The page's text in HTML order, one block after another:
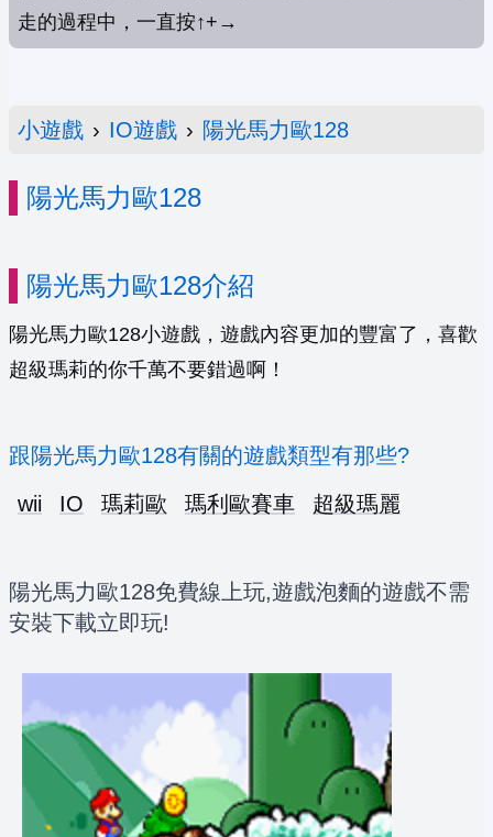
走的過程中，一直按↑+→
小遊戲 › IO遊戲 › 陽光馬力歐128
陽光馬力歐128
陽光馬力歐128介紹
陽光馬力歐128小遊戲，遊戲內容更加的豐富了，喜歡
超級瑪莉的你千萬不要錯過啊！
跟陽光馬力歐128有關的遊戲類型有那些?
wii
IO 瑪莉歐 瑪利歐賽車 超級瑪麗
陽光馬力歐128免費線上玩,遊戲泡麵的遊戲不需
安裝下載立即玩!